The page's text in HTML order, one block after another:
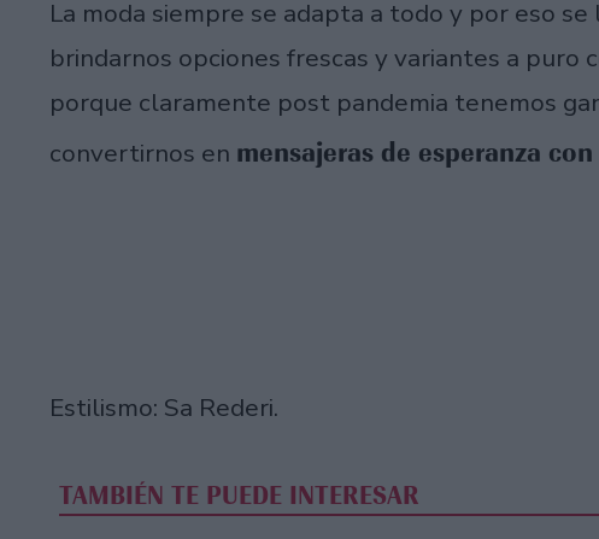
La moda siempre se adapta a todo y por eso
brindarnos opciones frescas y variantes a
porque claramente post pandemia tenemos
convertirnos en mensajeras de esperanza
Estilismo: Sa Rederi.
TAMBIÉN TE PUEDE INTERESAR